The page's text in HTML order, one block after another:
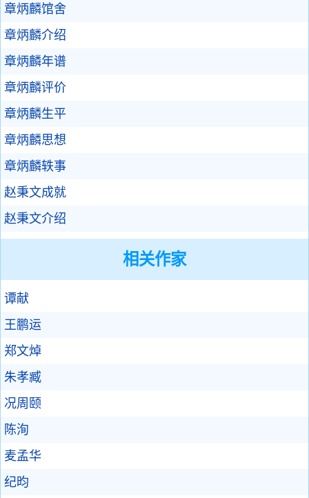
章炳麟馆舍
章炳麟介绍
章炳麟年谱
章炳麟评价
章炳麟生平
章炳麟思想
章炳麟轶事
赵秉文成就
赵秉文介绍
相关作家
谭献
王鹏运
郑文焯
朱孝臧
况周颐
陈洵
麦孟华
纪昀